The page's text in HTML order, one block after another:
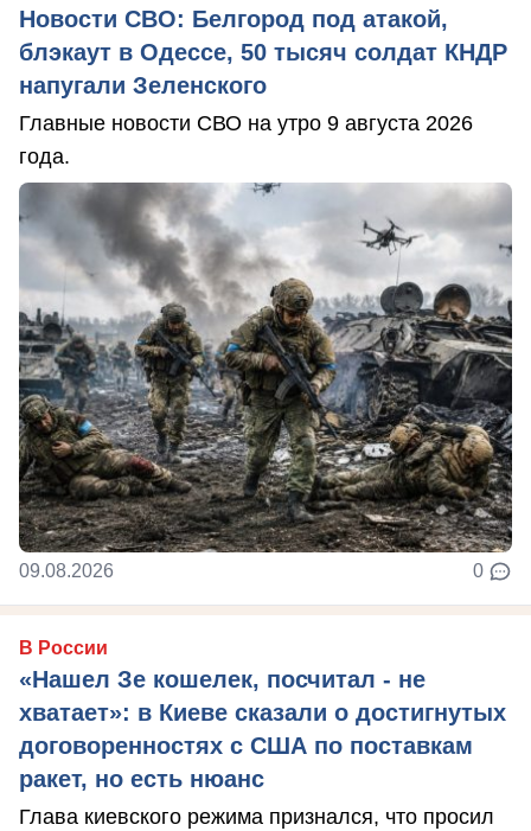
Новости СВО: Белгород под атакой,
блэкаут в Одессе, 50 тысяч солдат КНДР
напугали Зеленского
Главные новости СВО на утро 9 августа 2026
года.
09.08.2026 0
В России
«Нашел Зе кошелек, посчитал - не
хватает»: в Киеве сказали о достигнутых
договоренностях с США по поставкам
ракет, но есть нюанс
Глава киевского режима признался, что просил